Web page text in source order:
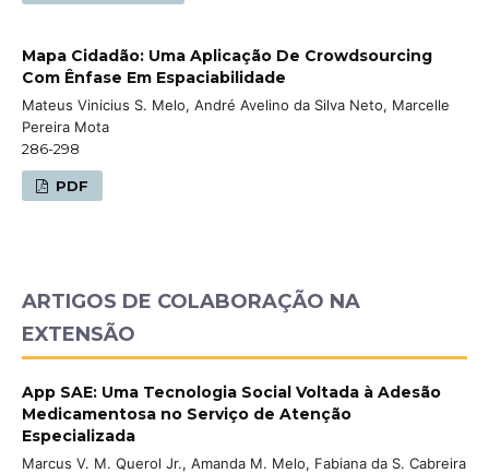
Mapa Cidadão: Uma Aplicação De Crowdsourcing
Com Ênfase Em Espaciabilidade
Mateus Vinicius S. Melo, André Avelino da Silva Neto, Marcelle
Pereira Mota
286-298
PDF
ARTIGOS DE COLABORAÇÃO NA
EXTENSÃO
App SAE: Uma Tecnologia Social Voltada à Adesão
Medicamentosa no Serviço de Atenção
Especializada
Marcus V. M. Querol Jr., Amanda M. Melo, Fabiana da S. Cabreira